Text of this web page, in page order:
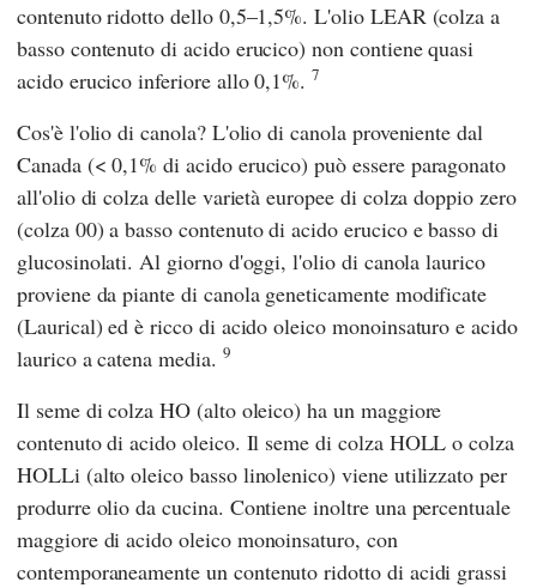
contenuto ridotto dello 0,5–1,5%. L'olio LEAR (colza a
basso contenuto di acido erucico) non contiene quasi
acido erucico inferiore allo 0,1%.7
Cos'è l'olio di canola? L'olio di canola proveniente dal
Canada (< 0,1% di acido erucico) può essere paragonato
all'olio di colza delle varietà europee di colza doppio zero
(colza 00) a basso contenuto di acido erucico e basso di
glucosinolati. Al giorno d'oggi, l'olio di canola laurico
proviene da piante di canola geneticamente modificate
(Laurical) ed è ricco di acido oleico monoinsaturo e acido
laurico a catena media. 9
Il seme di colza HO (alto oleico) ha un maggiore
contenuto di acido oleico. Il seme di colza HOLL o colza
HOLLi (alto oleico basso linolenico) viene utilizzato per
produrre olio da cucina. Contiene inoltre una percentuale
maggiore di acido oleico monoinsaturo, con
contemporaneamente un contenuto ridotto di acidi grassi